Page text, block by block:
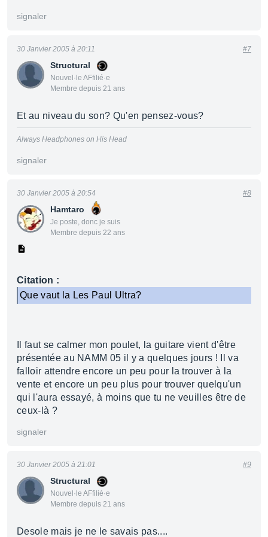
signaler
Structural
Nouvel·le AFfilié·e
Membre depuis 21 ans
30 Janvier 2005 à 20:11 #7
Et au niveau du son? Qu'en pensez-vous?
Always Headphones on His Head
signaler
Hamtaro
Je poste, donc je suis
Membre depuis 22 ans
30 Janvier 2005 à 20:54 #8
Citation :
Que vaut la Les Paul Ultra?
Il faut se calmer mon poulet, la guitare vient d'être
présentée au NAMM 05 il y a quelques jours ! Il va
falloir attendre encore un peu pour la trouver à la
vente et encore un peu plus pour trouver quelqu'un
qui l'aura essayé, à moins que tu ne veuilles être de
ceux-là ?
signaler
Structural
Nouvel·le AFfilié·e
Membre depuis 21 ans
30 Janvier 2005 à 21:01 #9
Desole mais je ne le savais pas....